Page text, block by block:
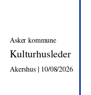
Asker kommune
Kulturhusleder
Akershus | 10/08/2026